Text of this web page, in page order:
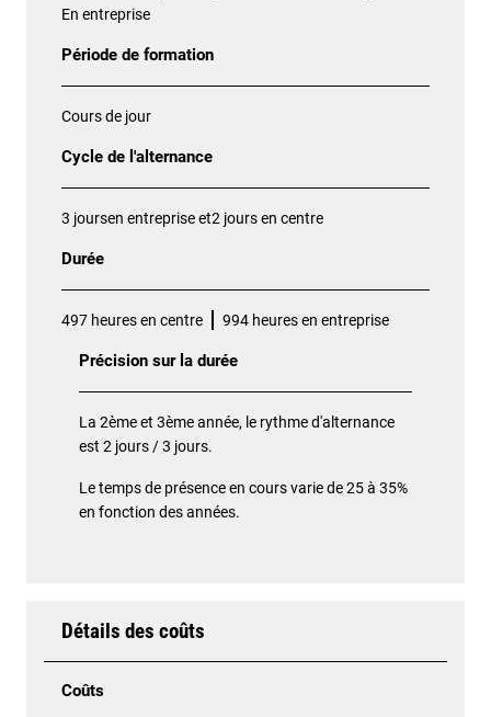
En entreprise
Période de formation
Cours de jour
Cycle de l'alternance
3 joursen entreprise et2 jours en centre
Durée
497 heures en centre 994 heures en entreprise
Précision sur la durée
La 2ème et 3ème année, le rythme d'alternance
est 2 jours / 3 jours.
Le temps de présence en cours varie de 25 à 35%
en fonction des années.
Détails des coûts
Coûts